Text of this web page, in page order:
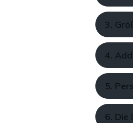
3.
4.
5.
6. Die